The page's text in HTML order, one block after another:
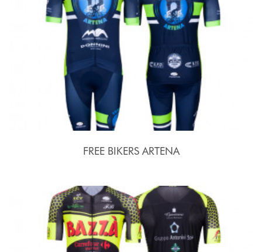
FREE BIKERS ARTENA